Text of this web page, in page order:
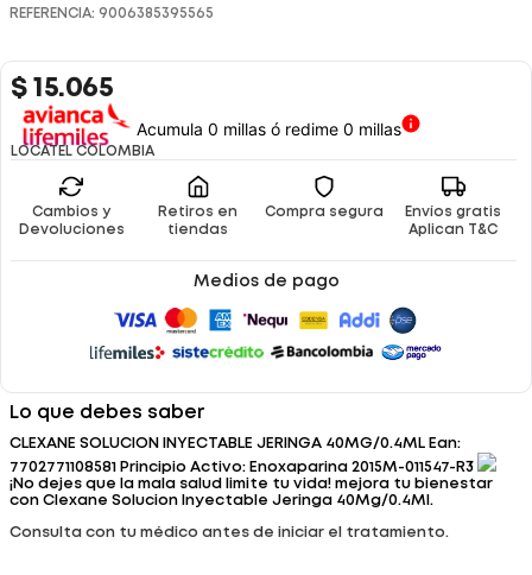
REFERENCIA: 9006385395565
$ 15.065
Acumula 0 millas ó redime 0 millas
LOCATEL COLOMBIA
Cambios y
Devoluciones
Retiros en
tiendas
Compra segura
Envíos gratis
Aplican T&C
Medios de pago
Lo que debes saber
CLEXANE SOLUCION INYECTABLE JERINGA 40MG/0.4ML Ean:
7702771108581 Principio Activo: Enoxaparina 2015M-011547-R3
¡No dejes que la mala salud limite tu vida! mejora tu bienestar
con Clexane Solucion Inyectable Jeringa 40Mg/0.4Ml.
Consulta con tu médico antes de iniciar el tratamiento.